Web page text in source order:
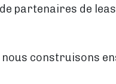
partenaires de
construisons